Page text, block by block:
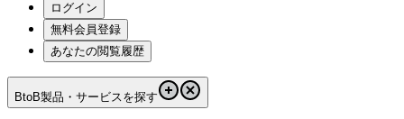
ログイン
無料会員登録
あなたの閲覧履歴
BtoB製品・サービスを探す